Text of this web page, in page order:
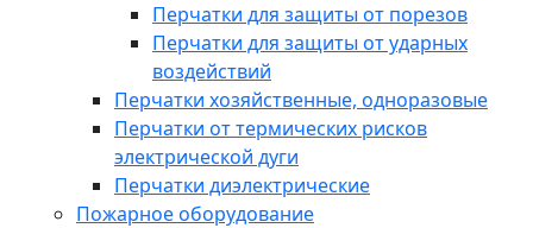
Перчатки для защиты от порезов
Перчатки для защиты от ударных
воздействий
Перчатки хозяйственные, одноразовые
Перчатки от термических рисков
электрической дуги
Перчатки диэлектрические
Пожарное оборудование